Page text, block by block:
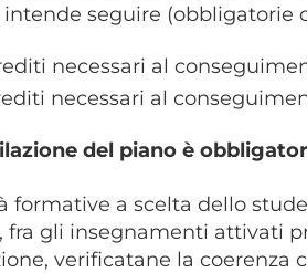
seguire (obbligatorie
necessari al
necessari al
del piano è
formative a scelta dello
fra gli insegnamenti attivati
verificatane la coerenza